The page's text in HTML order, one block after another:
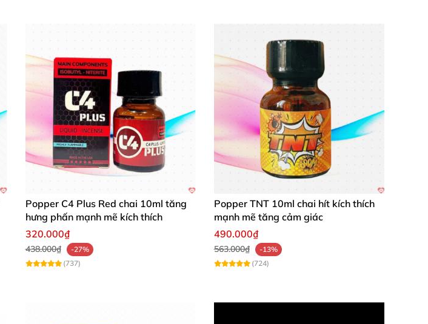
Popper C4 Plus Red chai 10ml tăng
hưng phấn mạnh mẽ kích thích
320.000₫
438.000₫
-27%
(737)
Popper TNT 10ml chai hít kích thích
mạnh mẽ tăng cảm giác
490.000₫
563.000₫
-13%
(724)